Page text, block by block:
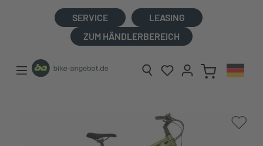
SERVICE
LEASING
ZUM HÄNDLERBEREICH